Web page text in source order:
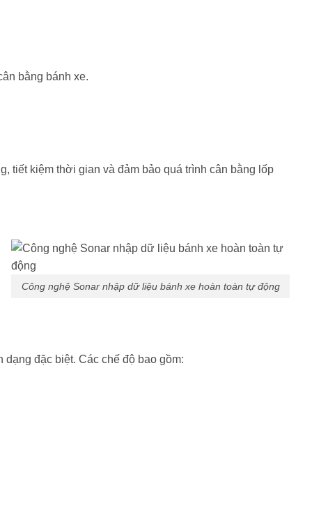
bằng bánh xe.
tiết kiệm thời gian và đảm bảo quá trình cân bằng lốp
Công nghệ Sonar nhập dữ liệu bánh xe hoàn toàn tự động
đặc biệt. Các chế độ bao gồm: